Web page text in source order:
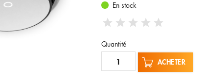
En stock
Quantité
ACHETER